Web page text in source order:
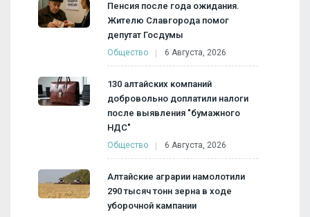
Пенсия после года ожидания.
Жителю Славгорода помог
депутат Госдумы
Общество 6 Августа, 2026
130 алтайских компаний
добровольно доплатили налоги
после выявления "бумажного
НДС"
Общество 6 Августа, 2026
Алтайские аграрии намолотили
290 тысяч тонн зерна в ходе
уборочной кампании